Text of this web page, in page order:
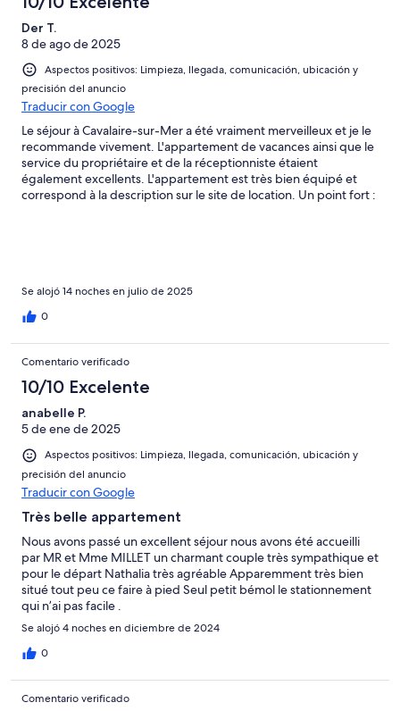
Der T.
8 de ago de 2025
Aspectos positivos: Limpieza, llegada, comunicación, ubicación y
precisión del anuncio
Traducir con Google
Le séjour à Cavalaire-sur-Mer a été vraiment merveilleux et je le
recommande vivement. L'appartement de vacances ainsi que le
service du propriétaire et de la réceptionniste étaient
également excellents. L'appartement est très bien équipé et
correspond à la description sur le site de location. Un point fort :
Se alojó 14 noches en julio de 2025
0
Comentario verificado
10/10 Excelente
anabelle P.
5 de ene de 2025
Aspectos positivos: Limpieza, llegada, comunicación, ubicación y
precisión del anuncio
Traducir con Google
Très belle appartement
Nous avons passé un excellent séjour nous avons été accueilli
par MR et Mme MILLET un charmant couple très sympathique et
pour le départ Nathalia très agréable Apparemment très bien
situé tout peu ce faire à pied Seul petit bémol le stationnement
qui n’ai pas facile .
Se alojó 4 noches en diciembre de 2024
0
Comentario verificado